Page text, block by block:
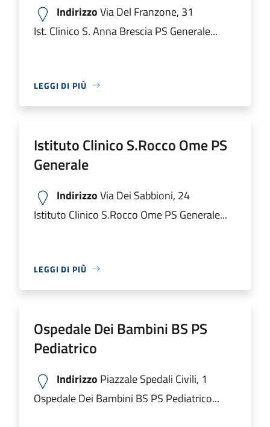
IndirizzoVia Del Franzone, 31
Ist. Clinico S. Anna Brescia PS Generale...
LEGGI DI PIÙ
Istituto Clinico S.Rocco Ome PS
Generale
IndirizzoVia Dei Sabbioni, 24
Istituto Clinico S.Rocco Ome PS Generale...
LEGGI DI PIÙ
Ospedale Dei Bambini BS PS
Pediatrico
Indirizzo Piazzale Spedali Civili, 1
Ospedale Dei Bambini BS PS Pediatrico...